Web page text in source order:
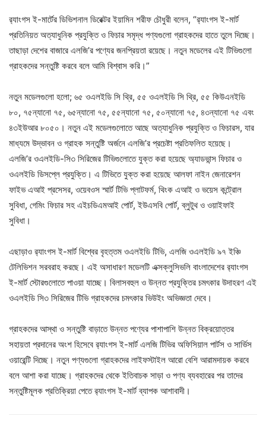
র‍্যাংগস ই-মার্টের ডিভিশনাল ডিরেক্টর ইয়ামিন শরীফ চৌধুরী বলেন, “র‍্যাংগস ই-মার্ট
প্রতিনিয়ত অত্যাধুনিক প্রযুক্তি ও ফিচার সমৃদ্ধ পণ্যগুলো গ্রাহকদের হাতে তুলে দিচ্ছে।
তাছাড়া দেশের বাজারে এলজি’র পণ্যের জনপ্রিয়তা রয়েছে। নতুন মডেলের এই টিভিগুলো
গ্রাহকদের সন্তুষ্টি করবে বলে আমি বিশ্বাস করি।”
নতুন মডেলগুলো হলো; ৬৫ ওএলইডি সি থ্রি, ৫৫ ওএলইডি সি থ্রি, ৫৫ কিউএনইডি
৮০, ৭৫ন্যানো ৭৫, ৬৫ন্যানো ৭৫, ৫৫ন্যানো ৭৫, ৫০ন্যানো ৭৫, ৪৩ন্যানো ৭৫ এবং
৪৩ইউআর ৮০৫০। নতুন এই মডেলগুলোতে আছে অত্যাধুনিক প্রযুক্তি ও ফিচারস, যার
মাধ্যমে উদ্ভাবন ও গ্রাহক সন্তুষ্টি অর্জনে এলজি’র প্রচেষ্টা প্রতিফলিত হয়েছে।
এলজি’র ওএলইডি-সি৩ সিরিজের টিভিগুলোতে যুক্ত করা হয়েছে অ্যাডভান্স ফিচার ও
ওএলইডি ডিসপ্লে প্রযুক্তি। এ টিভিতে যুক্ত করা হয়েছে আলফা নাইন জেনারেশন
ফাইভ এআই প্রসেসর, ওয়েবওস স্মার্ট টিভি প্লাটফর্ম, থিংক এআই ও ভয়েস কন্ট্রোল
সুবিধা, গেমিং ফিচার সহ এইচডিএমআই পোর্ট, ইউএসবি পোর্ট, ব্লুটুথ ও ওয়াইফাই
সুবিধা।
এছাড়াও র‌্যাংগস ই-মার্ট বিশ্বের বৃহত্তম ওএলইডি টিভি, এলজি ওএলইডি ৯৭ ইঞ্চি
টেলিভিশন সরবরাহ করছে। এই অসাধারণ মডেলটি এক্সক্লুসিভলি বাংলাদেশের র‌্যাংগস
ই-মার্ট স্টোরগুলোতে পাওয়া যাচ্ছে। বিলাসবহুল ও উন্নত প্রযুক্তির চমৎকার উদাহরণ এই
ওএলইডি সি৩ সিরিজের টিভি গ্রাহকদের চমৎকার ভিউইং অভিজ্ঞতা দেবে।
গ্রাহকদের আস্থা ও সন্তুষ্টি বাড়াতে উন্নত পণ্যের পাশাপাশি উন্নত বিক্রয়োত্তর
সহায়তা প্রদানের অংশ হিসেবে র‌্যাংগস ই-মার্ট এলজি টিভির অফিসিয়াল পার্টস ও সার্ভিস
ওয়ারেন্টি দিচ্ছে। নতুন পণ্যগুলো গ্রাহকদের লাইফস্টাইল আরো বেশি আরামদায়ক করবে
বলে আশা করা যাচ্ছে। গ্রাহকদের থেকে ইতিবাচক সাড়া ও পণ্য ব্যবহারের পর তাদের
সন্তুষ্টিমূলক প্রতিক্রিয়া পেতে র‍্যাংগস ই-মার্ট ব্যাপক আশাবাদী।